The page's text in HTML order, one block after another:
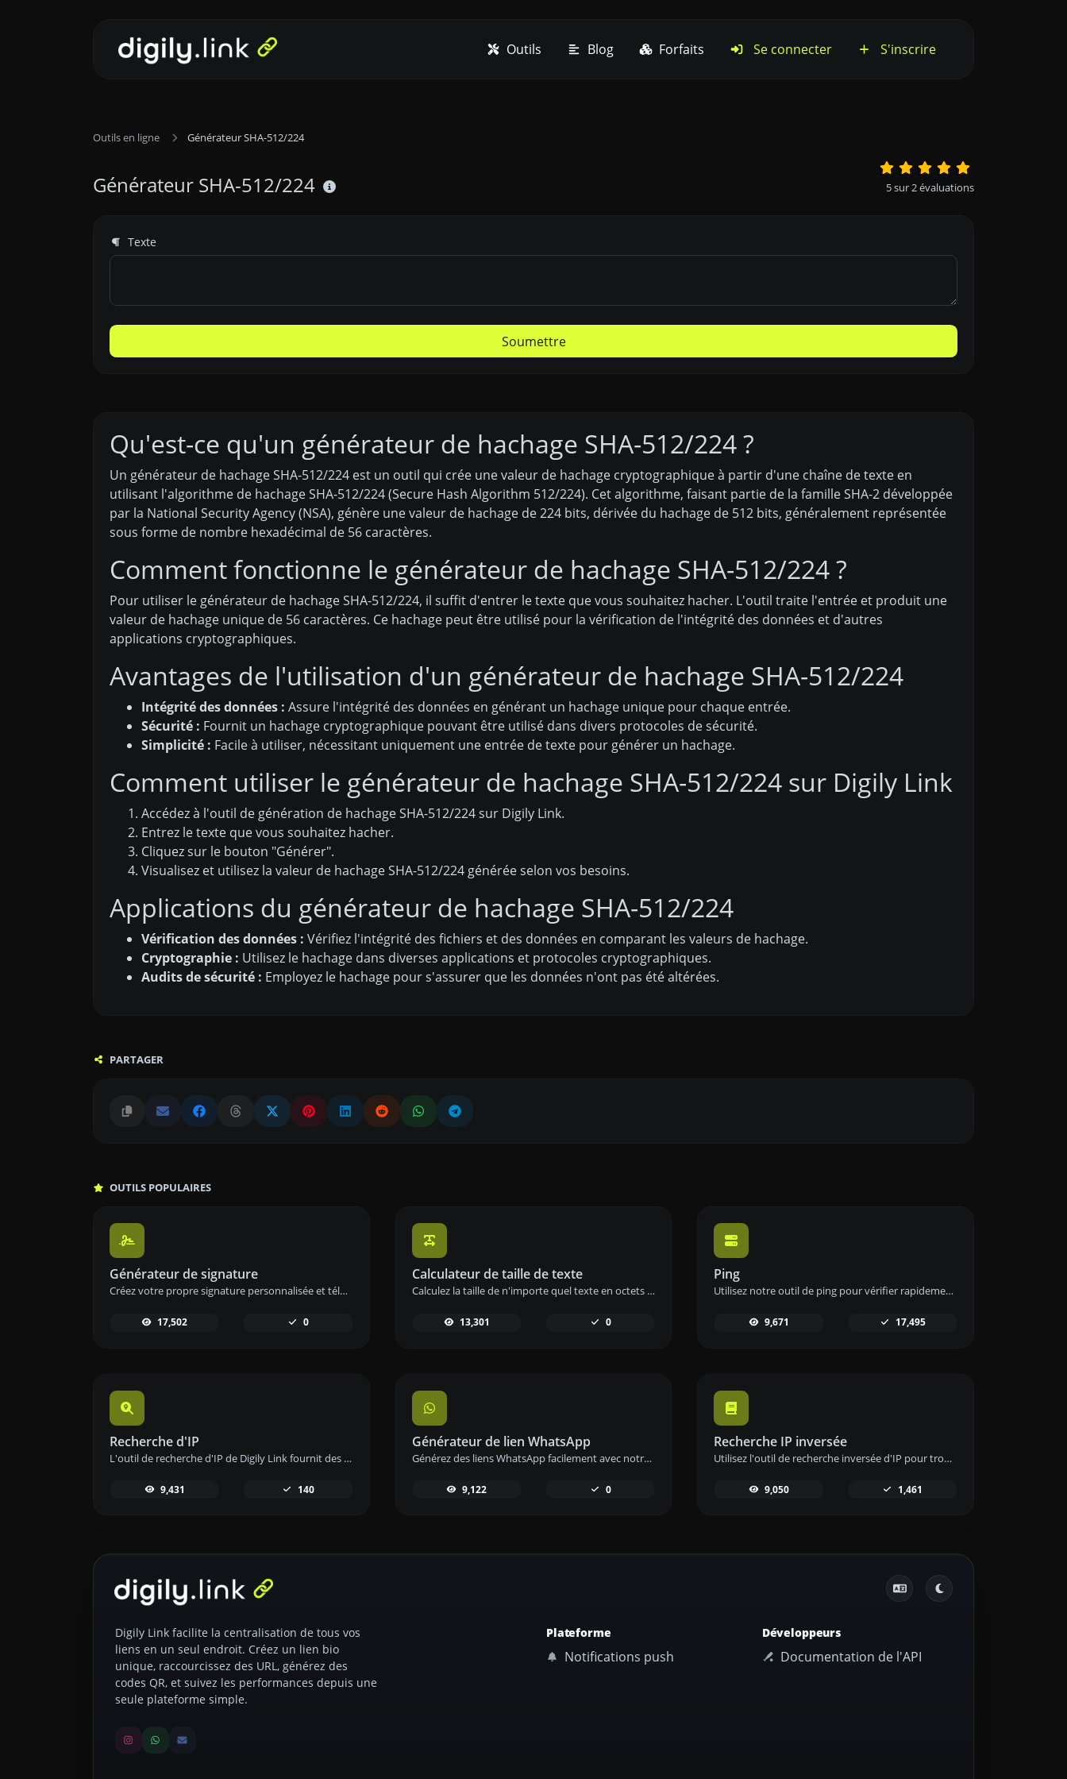
Outils Blog Forfaits Se connecter S'inscrire
Outils en ligne Générateur SHA-512/224
Générateur SHA-512/224 5sur2évaluations
Texte
Soumettre
Qu'est-ce qu'un générateur de hachage SHA-512/224 ?
Un générateur de hachage SHA-512/224 est un outil qui crée une valeur de hachage cryptographique à partir d'une chaîne de texte en
utilisant l'algorithme de hachage SHA-512/224 (Secure Hash Algorithm 512/224). Cet algorithme, faisant partie de la famille SHA-2 développée
par la National Security Agency (NSA), génère une valeur de hachage de 224 bits, dérivée du hachage de 512 bits, généralement représentée
sous forme de nombre hexadécimal de 56 caractères.
Comment fonctionne le générateur de hachage SHA-512/224 ?
Pour utiliser le générateur de hachage SHA-512/224, il suffit d'entrer le texte que vous souhaitez hacher. L'outil traite l'entrée et produit une
valeur de hachage unique de 56 caractères. Ce hachage peut être utilisé pour la vérification de l'intégrité des données et d'autres
applications cryptographiques.
Avantages de l'utilisation d'un générateur de hachage SHA-512/224
Intégrité des données : Assure l'intégrité des données en générant un hachage unique pour chaque entrée.
Sécurité : Fournit un hachage cryptographique pouvant être utilisé dans divers protocoles de sécurité.
Simplicité : Facile à utiliser, nécessitant uniquement une entrée de texte pour générer un hachage.
Comment utiliser le générateur de hachage SHA-512/224 sur Digily Link
Accédez à l'outil de génération de hachage SHA-512/224 sur Digily Link.
Entrez le texte que vous souhaitez hacher.
Cliquez sur le bouton "Générer".
Visualisez et utilisez la valeur de hachage SHA-512/224 générée selon vos besoins.
Applications du générateur de hachage SHA-512/224
Vérification des données : Vérifiez l'intégrité des fichiers et des données en comparant les valeurs de hachage.
Cryptographie : Utilisez le hachage dans diverses applications et protocoles cryptographiques.
Audits de sécurité : Employez le hachage pour s'assurer que les données n'ont pas été altérées.
PARTAGER
OUTILS POPULAIRES
Générateur de signature
Créez votre propre signature personnalisée et téléchargez-la facilement avec notre outil de génération de signatures pour des signatures électroniques personnalisées.
17,502 0
Calculateur de taille de texte
Calculez la taille de n'importe quel texte en octets (B), kilooctets (KB) ou mégaoctets (MB) à l'aide de notre outil de calcul de taille de texte.
13,301 0
Ping
Utilisez notre outil de ping pour vérifier rapidement et efficacement le statut et le temps de réponse de n'importe quel site web, serveur ou port.
9,671 17,495
Recherche d'IP
L'outil de recherche d'IP de Digily Link fournit des informations détaillées sur toute adresse IP. Utilisez ce service en ligne gratuit pour obtenir des données IP complètes.
9,431 140
Générateur de lien WhatsApp
Générez des liens WhatsApp facilement avec notre outil de génération de liens WhatsApp pour une communication instantanée.
9,122 0
Recherche IP inversée
Utilisez l'outil de recherche inversée d'IP pour trouver rapidement et facilement le domaine ou l'hôte associé à une adresse IP.
9,050 1,461
Digily Link facilite la centralisation de tous vos
liens en un seul endroit. Créez un lien bio
unique, raccourcissez des URL, générez des
codes QR, et suivez les performances depuis une
seule plateforme simple.
Plateforme
Notifications push
Développeurs
Documentation de l'API